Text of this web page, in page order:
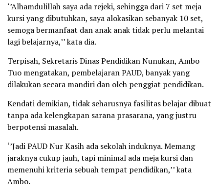
‘’Alhamdulillah saya ada rejeki, sehingga dari 7 set meja
kursi yang dibutuhkan, saya alokasikan sebanyak 10 set,
semoga bermanfaat dan anak anak tidak perlu melantai
lagi belajarnya,’’ kata dia.
Terpisah, Sekretaris Dinas Pendidikan Nunukan, Ambo
Tuo mengatakan, pembelajaran PAUD, banyak yang
dilakukan secara mandiri dan oleh penggiat pendidikan.
Kendati demikian, tidak seharusnya fasilitas belajar dibuat
tanpa ada kelengkapan sarana prasarana, yang justru
berpotensi masalah.
‘’Jadi PAUD Nur Kasih ada sekolah induknya. Memang
jaraknya cukup jauh, tapi minimal ada meja kursi dan
memenuhi kriteria sebuah tempat pendidikan,’’ kata
Ambo.